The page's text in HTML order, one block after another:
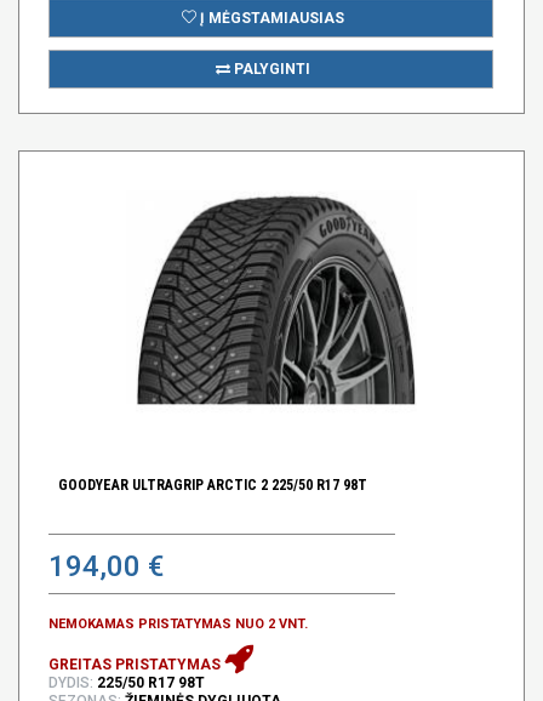
Į MĖGSTAMIAUSIAS
PALYGINTI
GOODYEAR ULTRAGRIP ARCTIC 2 225/50 R17 98T
194,00 €
NEMOKAMAS PRISTATYMAS NUO 2 VNT.
GREITAS PRISTATYMAS
DYDIS: 225/50 R17 98T